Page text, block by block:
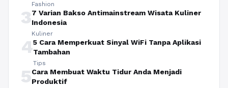
Fashion
37 Varian Bakso Antimainstream Wisata Kuliner
Indonesia
Kuliner
45 Cara Memperkuat Sinyal WiFi Tanpa Aplikasi
Tambahan
Tips
5Cara Membuat Waktu Tidur Anda Menjadi
Produktif